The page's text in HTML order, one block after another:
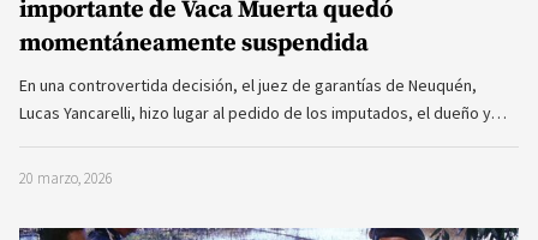
importante de Vaca Muerta quedó
momentáneamente suspendida
En una controvertida decisión, el juez de garantías de Neuquén,
Lucas Yancarelli, hizo lugar al pedido de los imputados, el dueño y…
20 marzo, 2026